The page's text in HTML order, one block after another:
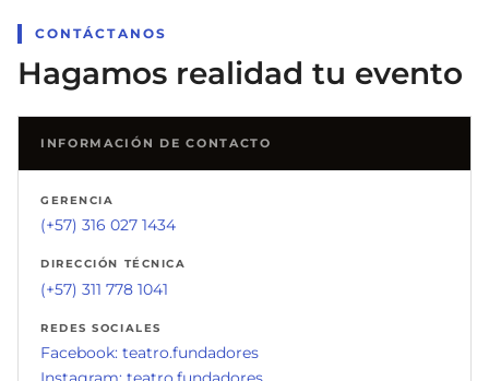
CONTÁCTANOS
Hagamos realidad tu evento
INFORMACIÓN DE CONTACTO
GERENCIA
(+57) 316 027 1434
DIRECCIÓN TÉCNICA
(+57) 311 778 1041
REDES SOCIALES
Facebook: teatro.fundadores